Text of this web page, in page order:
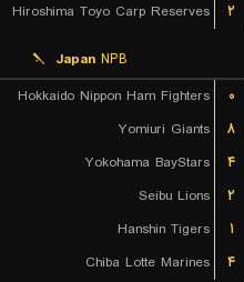
Hiroshima Toyo Carp Reserves
۲
Japan NPB
Hokkaido Nippon Ham Fighters
۰
Yomiuri Giants
۸
Yokohama BayStars
۴
Seibu Lions
۲
Hanshin Tigers
۱
Chiba Lotte Marines
۴